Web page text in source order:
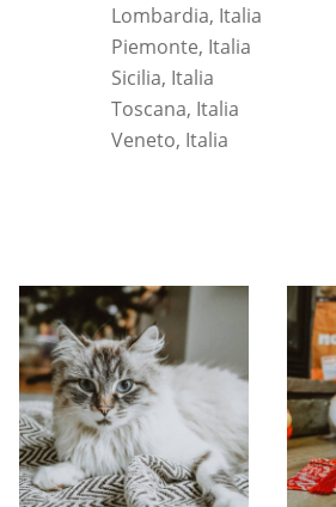
Lombardia, Italia
Piemonte, Italia
Sicilia, Italia
Toscana, Italia
Veneto, Italia